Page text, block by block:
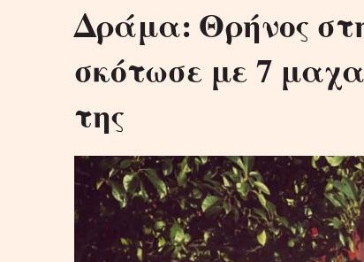
Δράμα: Θρήνος
σκότωσε με 7
της